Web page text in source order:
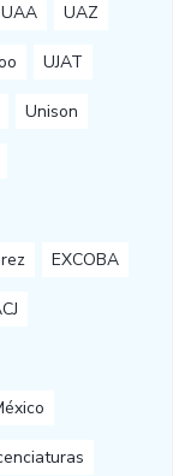
UAA UAZ
UJAT
Unison
EXCOBA